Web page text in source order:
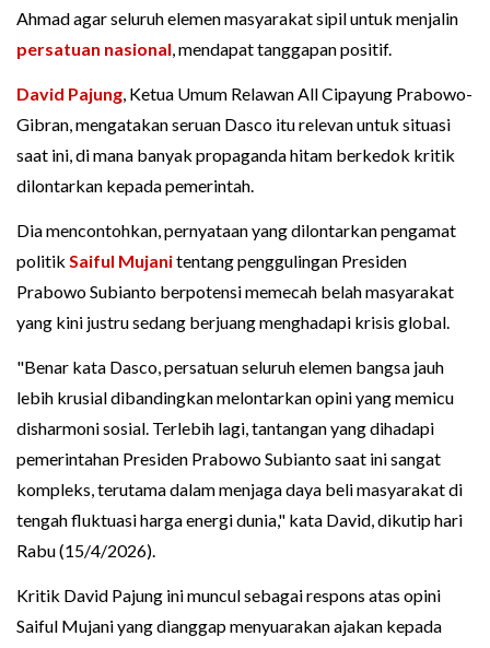
Ahmad agar seluruh elemen masyarakat sipil untuk menjalin
persatuan nasional, mendapat tanggapan positif.
David Pajung, Ketua Umum Relawan All Cipayung Prabowo-
Gibran, mengatakan seruan Dasco itu relevan untuk situasi
saat ini, di mana banyak propaganda hitam berkedok kritik
dilontarkan kepada pemerintah.
Dia mencontohkan, pernyataan yang dilontarkan pengamat
politik Saiful Mujanitentang penggulingan Presiden
Prabowo Subianto berpotensi memecah belah masyarakat
yang kini justru sedang berjuang menghadapi krisis global.
"Benar kata Dasco, persatuan seluruh elemen bangsa jauh
lebih krusial dibandingkan melontarkan opini yang memicu
disharmoni sosial. Terlebih lagi, tantangan yang dihadapi
pemerintahan Presiden Prabowo Subianto saat ini sangat
kompleks, terutama dalam menjaga daya beli masyarakat di
tengah fluktuasi harga energi dunia," kata David, dikutip hari
Rabu (15/4/2026).
Kritik David Pajung ini muncul sebagai respons atas opini
Saiful Mujani yang dianggap menyuarakan ajakan kepada